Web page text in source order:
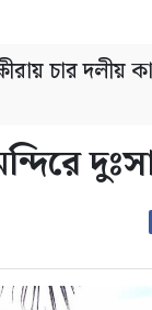
চার দলীয়